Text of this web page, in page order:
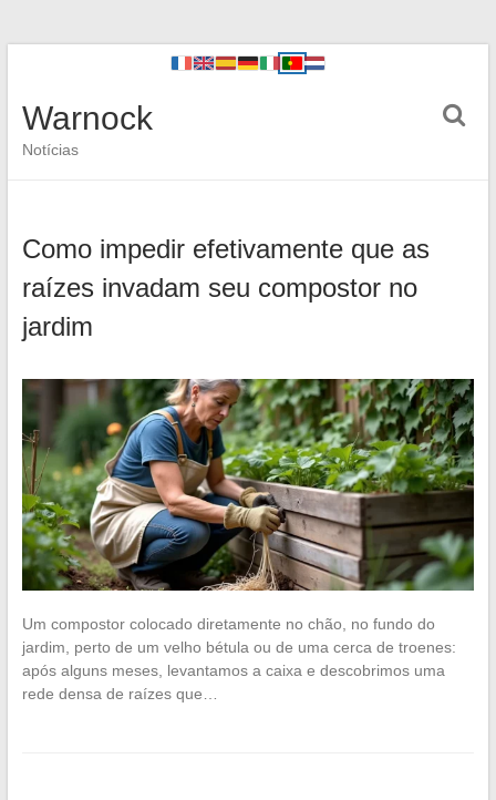
Warnock
Notícias
Como impedir efetivamente que as
raízes invadam seu compostor no
jardim
Um compostor colocado diretamente no chão, no fundo do
jardim, perto de um velho bétula ou de uma cerca de troenes:
após alguns meses, levantamos a caixa e descobrimos uma
rede densa de raízes que…